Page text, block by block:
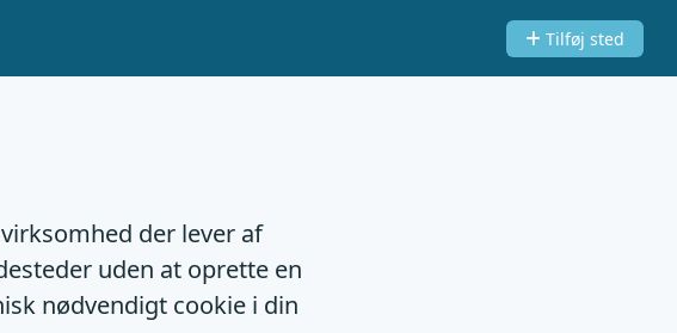
Tilføj sted
der lever af
uden at oprette en
nødvendigt cookie i din